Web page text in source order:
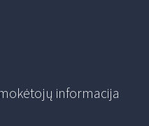
informacija